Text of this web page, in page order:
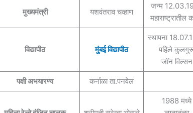
मुख्यमंत्री यशवंतराव चव्हाण
जन्म
महाराष्ट्रातील
विद्यापीठ मुंबई विद्यापीठ
स्थापना
पहिले
जॉन विल्सन
पक्षी अभयारण्य कर्नाळा ता.पनवेल
1988 मध्ये